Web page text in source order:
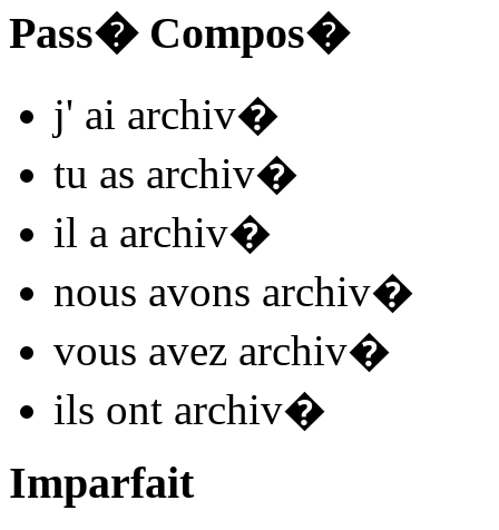
Pass� Compos�
j' ai archiv�
tu as archiv�
il a archiv�
nous avons archiv�
vous avez archiv�
ils ont archiv�
Imparfait